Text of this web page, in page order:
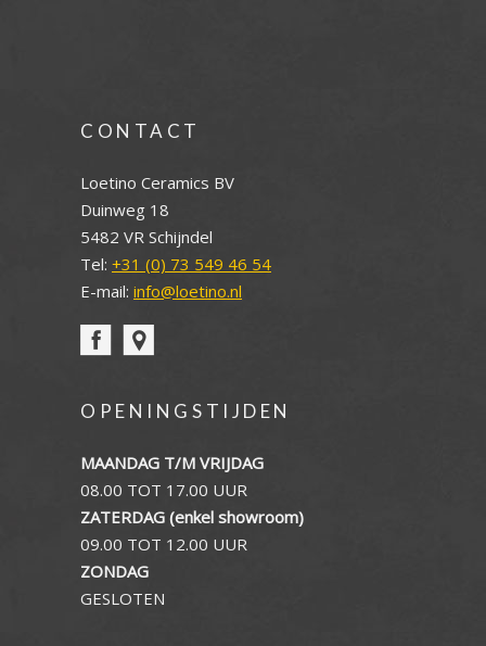
CONTACT
Loetino Ceramics BV
Duinweg 18
5482 VR Schijndel
Tel: +31 (0) 73 549 46 54
E-mail: info@loetino.nl
OPENINGSTIJDEN
MAANDAG T/M VRIJDAG
08.00 TOT 17.00 UUR
ZATERDAG (enkel showroom)
09.00 TOT 12.00 UUR
ZONDAG
GESLOTEN